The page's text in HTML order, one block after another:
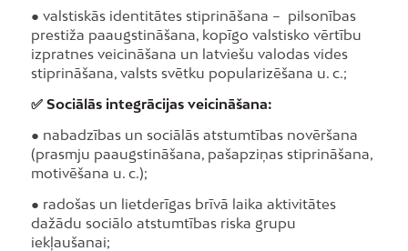
● valstiskās identitātes stiprināšana – pilsonības
prestiža paaugstināšana, kopīgo valstisko vērtību
izpratnes veicināšana un latviešu valodas vides
stiprināšana, valsts svētku popularizēšana u. c.;
✅ Sociālās integrācijas veicināšana:
● nabadzības un sociālās atstumtības novēršana
(prasmju paaugstināšana, pašapziņas stiprināšana,
motivēšana u. c.);
● radošas un lietderīgas brīvā laika aktivitātes
dažādu sociālo atstumtības riska grupu
iekļaušanai;